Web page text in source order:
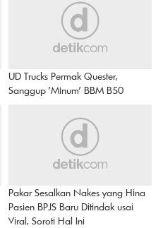
UD Trucks Permak Quester,
Sanggup 'Minum' BBM B50
Pakar Sesalkan Nakes yang Hina
Pasien BPJS Baru Ditindak usai
Viral, Soroti Hal Ini